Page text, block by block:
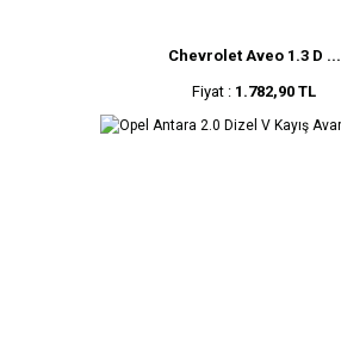
Chevrolet Aveo 1.3 D ...
Fiyat : 1.782,90 TL